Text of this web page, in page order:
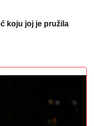
koju joj je pružila